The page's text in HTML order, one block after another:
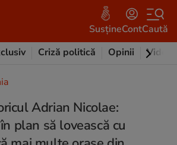
SusțineContCaută
Criză politică Opinii Video
Adrian Nicolae:
plan să lovească cu